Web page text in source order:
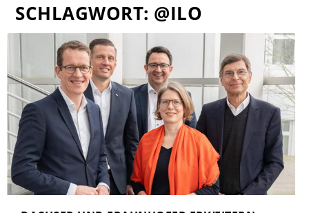
SCHLAGWORT: @ILO